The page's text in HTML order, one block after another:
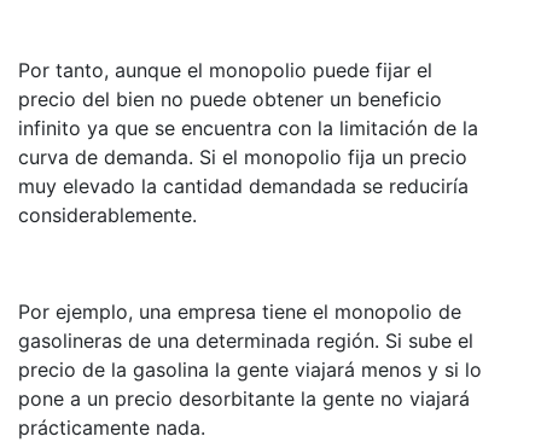
Por tanto, aunque el monopolio puede fijar el
precio del bien no puede obtener un beneficio
infinito ya que se encuentra con la limitación de la
curva de demanda. Si el monopolio fija un precio
muy elevado la cantidad demandada se reduciría
considerablemente.
Por ejemplo, una empresa tiene el monopolio de
gasolineras de una determinada región. Si sube el
precio de la gasolina la gente viajará menos y si lo
pone a un precio desorbitante la gente no viajará
prácticamente nada.